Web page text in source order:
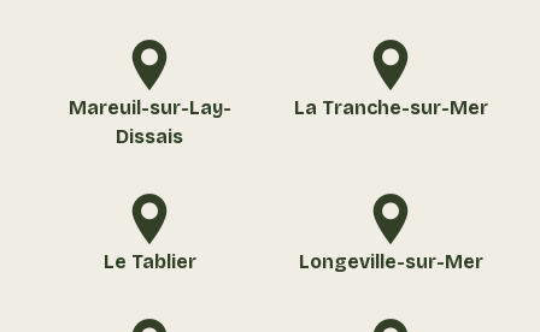
Mareuil-sur-Lay-
Dissais
La Tranche-sur-Mer
Le Tablier Longeville-sur-Mer